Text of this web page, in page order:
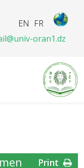
FR
EN
oran1.dz